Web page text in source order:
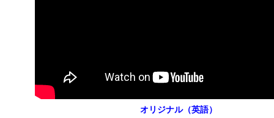
オリジナル（英語）